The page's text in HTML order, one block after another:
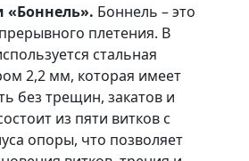
Боннель – это
плетения. В
стальная
2,2 мм, которая имеет
без трещин, закатов и
из пяти витков с
опоры, что позволяет